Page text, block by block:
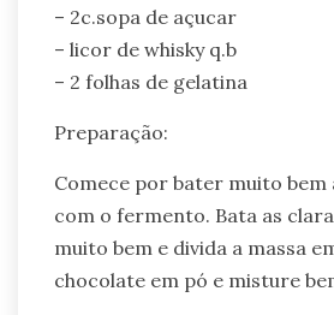
– 2c.sopa de açucar
– licor de whisky q.b
– 2 folhas de gelatina
Preparação:
Comece por bater muito bem
com o fermento. Bata as
muito bem e divida a massa
chocolate em pó e misture